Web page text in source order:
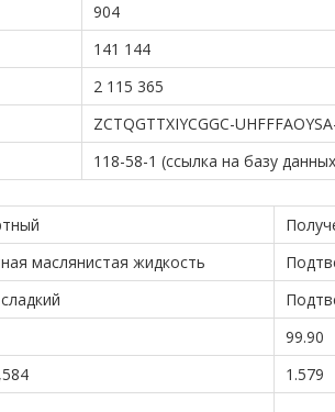
904
141 144
2 115 365
ZCTQGTTXIYCGGC-
118-58-1 (ссылка на базу
маслянистая жидкость
99.90
1.579